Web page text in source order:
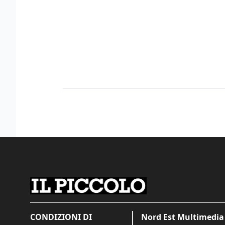
CONDIZIONI DI
Nord Est Multimedia